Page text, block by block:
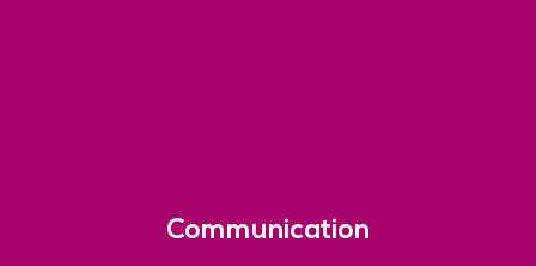
Communication